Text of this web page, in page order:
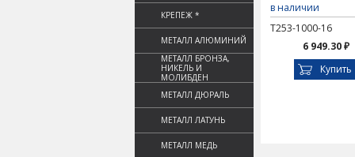
КРЕПЕЖ *
МЕТАЛЛ АЛЮМИНИЙ
МЕТАЛЛ БРОНЗА,
НИКЕЛЬ И
МОЛИБДЕН
МЕТАЛЛ ДЮРАЛЬ
МЕТАЛЛ ЛАТУНЬ
МЕТАЛЛ МЕДЬ
в наличии
Т253-1000-16
6 949.30 ₽
Купить